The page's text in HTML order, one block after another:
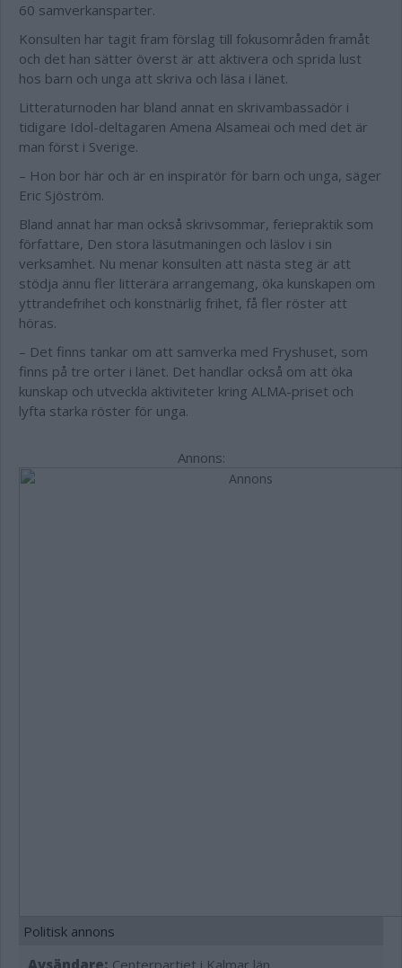
60 samverkansparter.
Konsulten har tagit fram förslag till fokusområden framåt
och det han sätter överst är att aktivera och sprida lust
hos barn och unga att skriva och läsa i länet.
Litteraturnoden har bland annat en skrivambassadör i
tidigare Idol-deltagaren Amena Alsameai och med det är
man först i Sverige.
– Hon bor här och är en inspiratör för barn och unga, säger
Eric Sjöström.
Bland annat har man också skrivsommar, feriepraktik som
författare, Den stora läsutmaningen och läslov i sin
verksamhet. Nu menar konsulten att nästa steg är att
stödja ännu fler litterära arrangemang, öka kunskapen om
yttrandefrihet och konstnärlig frihet, få fler röster att
höras.
– Det finns tankar om att samverka med Fryshuset, som
finns på tre orter i länet. Det handlar också om att öka
kunskap och utveckla aktiviteter kring ALMA-priset och
lyfta starka röster för unga.
Annons:
Politisk annons
Avsändare: Centerpartiet i Kalmar län